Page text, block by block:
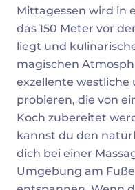
Mittagessen wird in
das 150 Meter vor
liegt und
magischen
exzellente westliche
probieren, die von
Koch zubereitet
kannst du den
dich bei einer
Umgebung am